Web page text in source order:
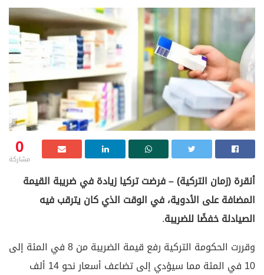
0
مشاركة
أنقرة (زمان التركية) – فرضت تركيا زيادة في ضريبة القيمة
المضافة على الأدوية، في الوقت الذي كان يترقب فيه
الصيادلة خفضًا للضريبة.
وقررت الحكومة التركية رفع قيمة الضريبة من 8 في المئة إلى
10 في المئة مما سيؤدي إلى تضاعف أسعار نحو 14 ألف